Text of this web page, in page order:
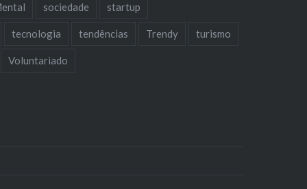
sociedade startup
tecnologia tendências Trendy turismo
Voluntariado